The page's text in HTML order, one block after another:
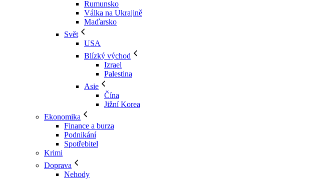
Rumunsko
Válka na Ukrajině
Maďarsko
Svět
USA
Blízký východ
Izrael
Palestina
Asie
Čína
Jižní Korea
Ekonomika
Finance a burza
Podnikání
Spotřebitel
Krimi
Doprava
Nehody